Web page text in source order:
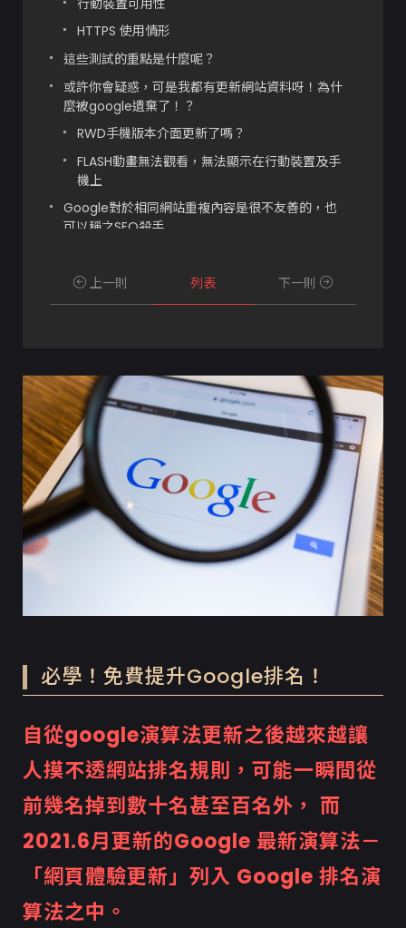
HTTPS 使用情形
這些測試的重點是什麼呢？
或許你會疑惑，可是我都有更新網站資料呀！為什
麼被google遺棄了！？
RWD手機版本介面更新了嗎？
FLASH動畫無法觀看，無法顯示在行動裝置及手
機上
Google對於相同網站重複內容是很不友善的，也
可以稱之SEO殺手
總結 上一則 列表 下一則
必學！免費提升Google排名！
自從google演算法更新之後越來越讓
人摸不透網站排名規則，可能一瞬間從
前幾名掉到數十名甚至百名外， 而
2021.6月更新的Google 最新演算法－
「網頁體驗更新」列入 Google 排名演
算法之中。